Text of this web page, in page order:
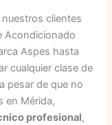
clientes
Acondicionado
Aspes hasta
cualquier clase de
pesar de que no
en Mérida,
profesional,